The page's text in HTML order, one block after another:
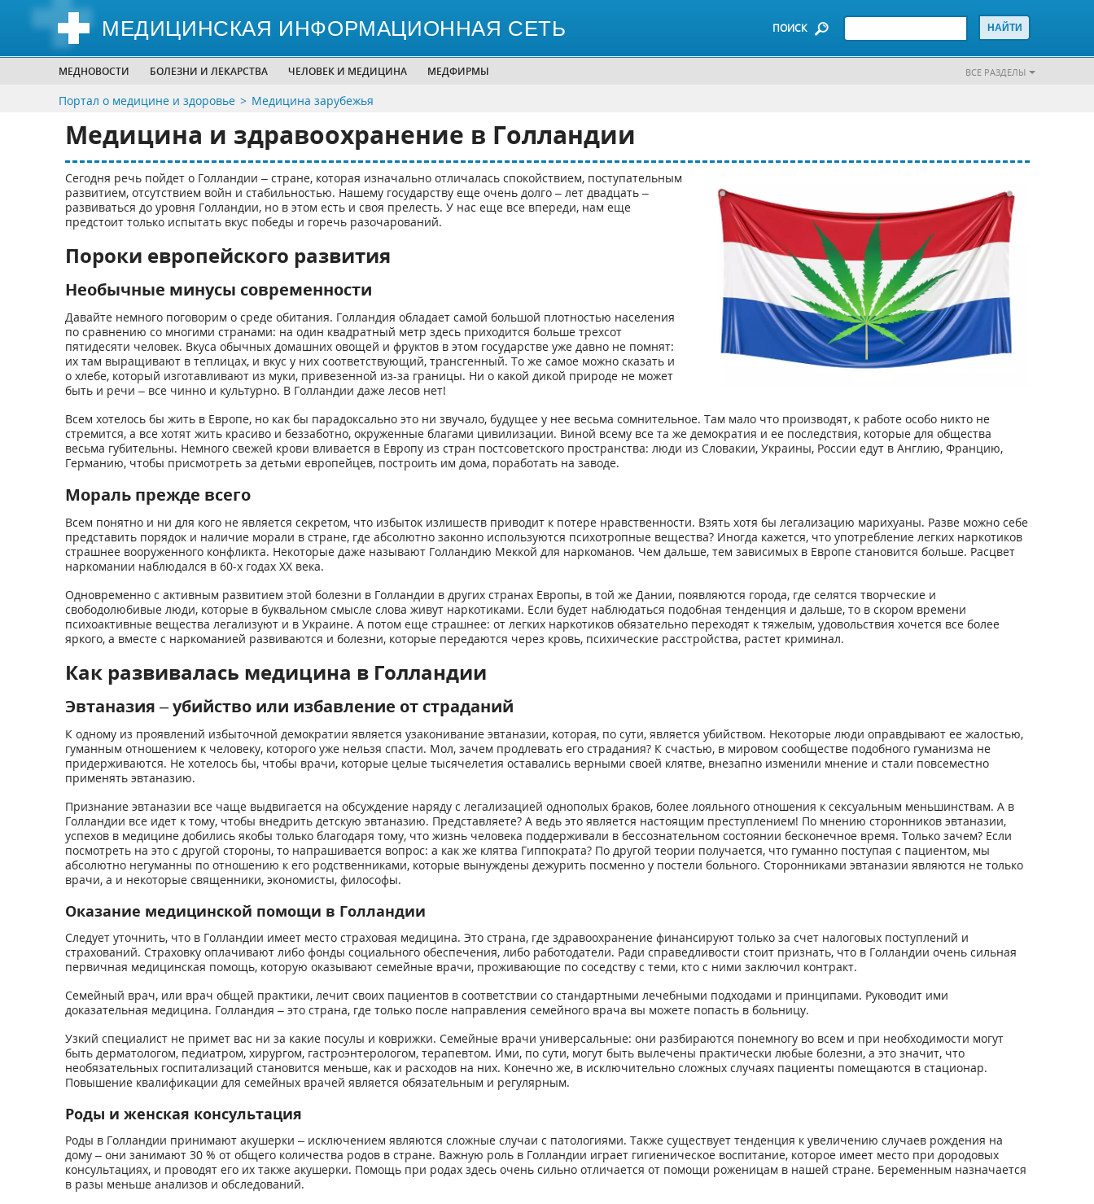
МЕДИЦИНСКАЯ ИНФОРМАЦИОННАЯ СЕТЬ ПОИСК
МЕДНОВОСТИ БОЛЕЗНИ И ЛЕКАРСТВА ЧЕЛОВЕК И МЕДИЦИНА МЕДФИРМЫ ВСЕ РАЗДЕЛЫ
Портал о медицине и здоровье Медицина зарубежья
Медицина и здравоохранение в Голландии
Сегодня речь пойдет о Голландии – стране, которая изначально отличалась спокойствием, поступательным
развитием, отсутствием войн и стабильностью. Нашему государству еще очень долго – лет двадцать –
развиваться до уровня Голландии, но в этом есть и своя прелесть. У нас еще все впереди, нам еще
предстоит только испытать вкус победы и горечь разочарований.
Пороки европейского развития
Необычные минусы современности
Давайте немного поговорим о среде обитания. Голландия обладает самой большой плотностью населения
по сравнению со многими странами: на один квадратный метр здесь приходится больше трехсот
пятидесяти человек. Вкуса обычных домашних овощей и фруктов в этом государстве уже давно не помнят:
их там выращивают в теплицах, и вкус у них соответствующий, трансгенный. То же самое можно сказать и
о хлебе, который изготавливают из муки, привезенной из-за границы. Ни о какой дикой природе не может
быть и речи – все чинно и культурно. В Голландии даже лесов нет!
Всем хотелось бы жить в Европе, но как бы парадоксально это ни звучало, будущее у нее весьма сомнительное. Там мало что производят, к работе особо никто не
стремится, а все хотят жить красиво и беззаботно, окруженные благами цивилизации. Виной всему все та же демократия и ее последствия, которые для общества
весьма губительны. Немного свежей крови вливается в Европу из стран постсоветского пространства: люди из Словакии, Украины, России едут в Англию, Францию,
Германию, чтобы присмотреть за детьми европейцев, построить им дома, поработать на заводе.
Мораль прежде всего
Всем понятно и ни для кого не является секретом, что избыток излишеств приводит к потере нравственности. Взять хотя бы легализацию марихуаны. Разве можно себе
представить порядок и наличие морали в стране, где абсолютно законно используются психотропные вещества? Иногда кажется, что употребление легких наркотиков
страшнее вооруженного конфликта. Некоторые даже называют Голландию Меккой для наркоманов. Чем дальше, тем зависимых в Европе становится больше. Расцвет
наркомании наблюдался в 60-х годах ХХ века.
Одновременно с активным развитием этой болезни в Голландии в других странах Европы, в той же Дании, появляются города, где селятся творческие и
свободолюбивые люди, которые в буквальном смысле слова живут наркотиками. Если будет наблюдаться подобная тенденция и дальше, то в скором времени
психоактивные вещества легализуют и в Украине. А потом еще страшнее: от легких наркотиков обязательно переходят к тяжелым, удовольствия хочется все более
яркого, а вместе с наркоманией развиваются и болезни, которые передаются через кровь, психические расстройства, растет криминал.
Как развивалась медицина в Голландии
Эвтаназия – убийство или избавление от страданий
К одному из проявлений избыточной демократии является узаконивание эвтаназии, которая, по сути, является убийством. Некоторые люди оправдывают ее жалостью,
гуманным отношением к человеку, которого уже нельзя спасти. Мол, зачем продлевать его страдания? К счастью, в мировом сообществе подобного гуманизма не
придерживаются. Не хотелось бы, чтобы врачи, которые целые тысячелетия оставались верными своей клятве, внезапно изменили мнение и стали повсеместно
применять эвтаназию.
Признание эвтаназии все чаще выдвигается на обсуждение наряду с легализацией однополых браков, более лояльного отношения к сексуальным меньшинствам. А в
Голландии все идет к тому, чтобы внедрить детскую эвтаназию. Представляете? А ведь это является настоящим преступлением! По мнению сторонников эвтаназии,
успехов в медицине добились якобы только благодаря тому, что жизнь человека поддерживали в бессознательном состоянии бесконечное время. Только зачем? Если
посмотреть на это с другой стороны, то напрашивается вопрос: а как же клятва Гиппократа? По другой теории получается, что гуманно поступая с пациентом, мы
абсолютно негуманны по отношению к его родственниками, которые вынуждены дежурить посменно у постели больного. Сторонниками эвтаназии являются не только
врачи, а и некоторые священники, экономисты, философы.
Оказание медицинской помощи в Голландии
Следует уточнить, что в Голландии имеет место страховая медицина. Это страна, где здравоохранение финансируют только за счет налоговых поступлений и
страхований. Страховку оплачивают либо фонды социального обеспечения, либо работодатели. Ради справедливости стоит признать, что в Голландии очень сильная
первичная медицинская помощь, которую оказывают семейные врачи, проживающие по соседству с теми, кто с ними заключил контракт.
Семейный врач, или врач общей практики, лечит своих пациентов в соответствии со стандартными лечебными подходами и принципами. Руководит ими
доказательная медицина. Голландия – это страна, где только после направления семейного врача вы можете попасть в больницу.
Узкий специалист не примет вас ни за какие посулы и коврижки. Семейные врачи универсальные: они разбираются понемногу во всем и при необходимости могут
быть дерматологом, педиатром, хирургом, гастроэнтерологом, терапевтом. Ими, по сути, могут быть вылечены практически любые болезни, а это значит, что
необязательных госпитализаций становится меньше, как и расходов на них. Конечно же, в исключительно сложных случаях пациенты помещаются в стационар.
Повышение квалификации для семейных врачей является обязательным и регулярным.
Роды и женская консультация
Роды в Голландии принимают акушерки – исключением являются сложные случаи с патологиями. Также существует тенденция к увеличению случаев рождения на
дому – они занимают 30 % от общего количества родов в стране. Важную роль в Голландии играет гигиеническое воспитание, которое имеет место при дородовых
консультациях, и проводят его их также акушерки. Помощь при родах здесь очень сильно отличается от помощи роженицам в нашей стране. Беременным назначается
в разы меньше анализов и обследований.